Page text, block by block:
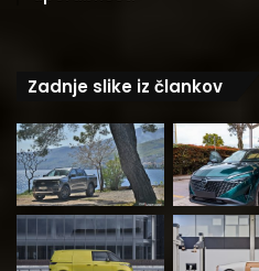
Zadnje slike iz člankov